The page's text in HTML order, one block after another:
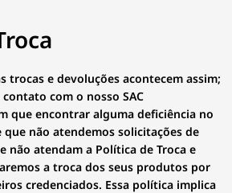
trocas e devoluções acontecem assim;
com o nosso SAC
que encontrar alguma deficiência no
não atendemos solicitações de
não atendam a Política de Troca e
a troca dos seus produtos por
credenciados. Essa política implica